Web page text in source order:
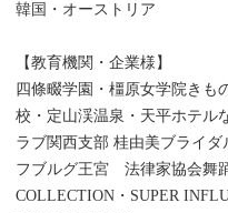
韓国・オーストリア
【教育機関・企業様】
四條畷学園・橿原女学院きも
校・定山渓温泉・天平ホテル
ラブ関西支部 桂由美ブライ
フブルグ王宮 法律家協会舞
COLLECTION・SUPER